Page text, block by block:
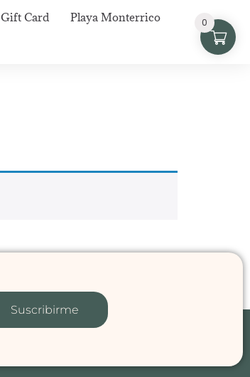
Gift Card Playa Monterrico
Suscribirme
0